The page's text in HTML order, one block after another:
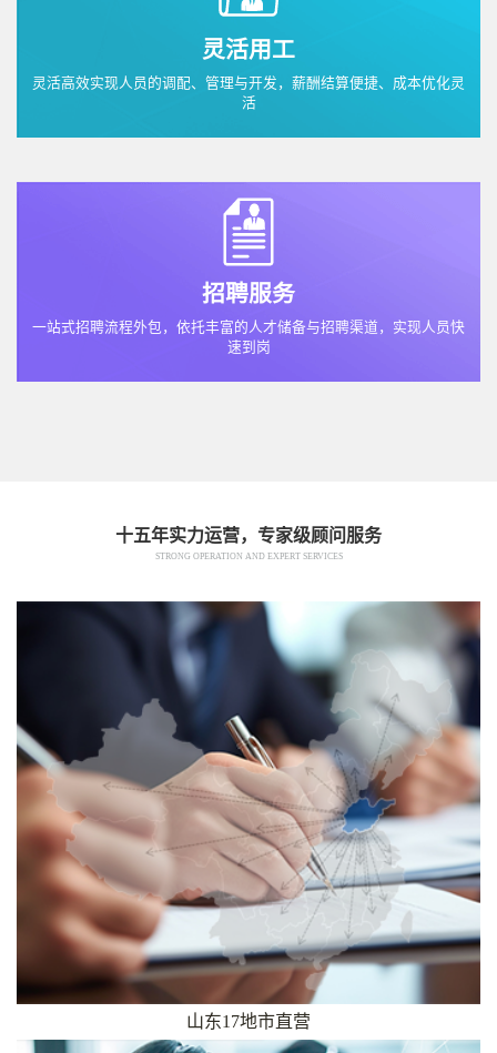
灵活用工
灵活高效实现人员的调配、管理与开发，薪酬结算便捷、成本优化灵
活
招聘服务
一站式招聘流程外包，依托丰富的人才储备与招聘渠道，实现人员快
速到岗
十五年实力运营，专家级顾问服务
STRONG OPERATION AND EXPERT SERVICES
山东17地市直营